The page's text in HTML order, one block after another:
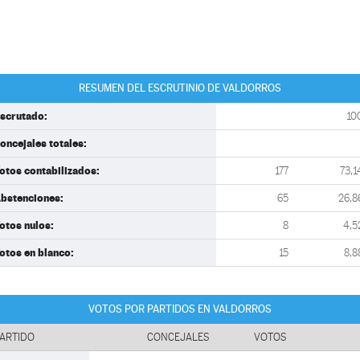
RESUMEN DEL ESCRUTINIO DE VALDORROS
totales:
contabilizados: 177
65
nulos: 8
en blanco: 15
VOTOS POR PARTIDOS EN VALDORROS
CONCEJALES VOTOS